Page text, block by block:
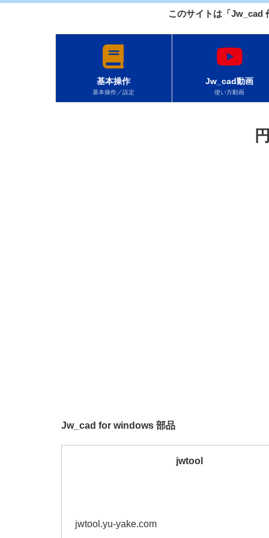
このサイトは「Jw_cad
基本操作
基本操作／設定
Jw_cad動画
使い方動画
Jw_cad for windows 部品
jwtool
jwtool.yu-yake.com